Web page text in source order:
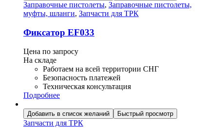
Заправочные пистолеты, Заправочные пистолеты,
муфты, шланги, Запчасти для ТРК
Фиксатор EF033
Цена по запросу
На складе
Работаем на всей территории СНГ
Безопасность платежей
Техническая консультация
Подробнее
Добавить в список желаний Быстрый просмотр
Запчасти для ТРК